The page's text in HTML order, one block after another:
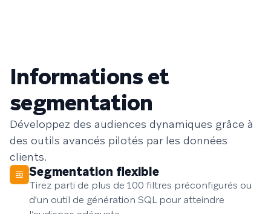
Informations et
segmentation
Développez des audiences dynamiques grâce à
des outils avancés pilotés par les données
clients.
Segmentation flexible
Tirez parti de plus de 100 filtres préconfigurés ou
d'un outil de génération SQL pour atteindre